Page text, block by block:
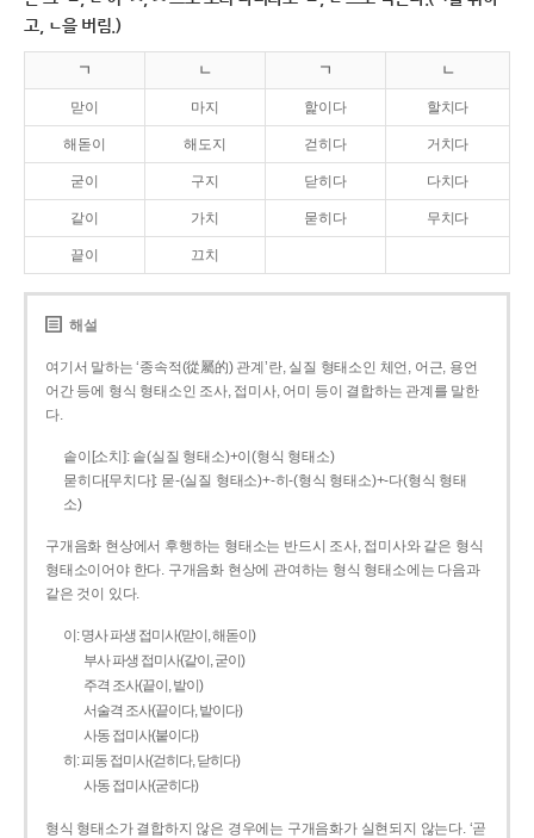
고, ㄴ을 버림.)
ㄱ ㄴ ㄱ ㄴ
맏이 마지 핥이다 할치다
해돋이 해도지 걷히다 거치다
굳이 구지 닫히다 다치다
같이 가치 묻히다 무치다
끝이 끄치
해설
여기서 말하는 ‘종속적(從屬的) 관계’란, 실질 형태소인 체언, 어근, 용언
어간 등에 형식 형태소인 조사, 접미사, 어미 등이 결합하는 관계를 말한
다.
솥이[소치]: 솥(실질 형태소)+이(형식 형태소)
묻히다[무치다]: 묻­-(실질 형태소)+­-히­-(형식 형태소)+-다(형식 형태
소)
구개음화 현상에서 후행하는 형태소는 반드시 조사, 접미사와 같은 형식
형태소이어야 한다. 구개음화 현상에 관여하는 형식 형태소에는 다음과
같은 것이 있다.
이: 명사 파생 접미사(맏이, 해돋이)
부사 파생 접미사(같이, 굳이)
주격 조사(끝이, 밭이)
서술격 조사(끝이다, 밭이다)
사동 접미사(붙이다)
히: 피동 접미사(걷히다, 닫히다)
사동 접미사(굳히다)
형식 형태소가 결합하지 않은 경우에는 구개음화가 실현되지 않는다. ‘곧